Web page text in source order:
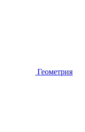
Геометрия